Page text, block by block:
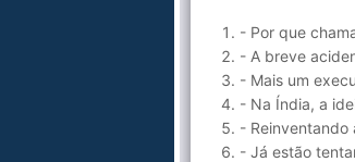
- Por que
- A breve
- Mais um
- Na Índia, a
-
- Já estão